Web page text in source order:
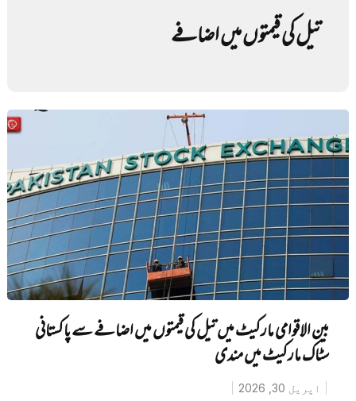
تیل کی قیمتوں میں اضافے
بین الاقوامی مارکیٹ میں تیل کی قیمتوں میں اضافے سے پاکستانی
سٹاک مارکیٹ میں‌ مندی
اپریل 30, 2026